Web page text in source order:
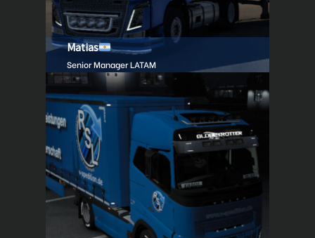
Matias
Senior Manager LATAM